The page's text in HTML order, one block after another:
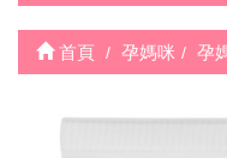
首頁 孕媽咪 孕